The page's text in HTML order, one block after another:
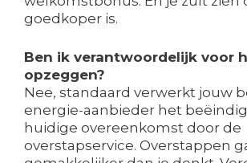
goedkoper is.
Ben ik verantwoordelijk voor
opzeggen?
Nee, standaard verwerkt jouw
energie-aanbieder het
huidige overeenkomst door de
overstapservice. Overstappen